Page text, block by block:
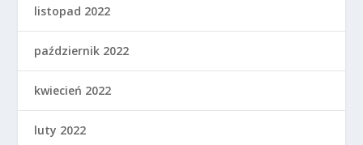
listopad 2022
październik 2022
kwiecień 2022
luty 2022